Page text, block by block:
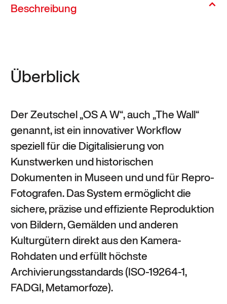
Beschreibung
Überblick
Der Zeutschel „OS A W“, auch „The Wall“
genannt, ist ein innovativer Workflow
speziell für die Digitalisierung von
Kunstwerken und historischen
Dokumenten in Museen und und für Repro-
Fotografen. Das System ermöglicht die
sichere, präzise und effiziente Reproduktion
von Bildern, Gemälden und anderen
Kulturgütern direkt aus den Kamera-
Rohdaten und erfüllt höchste
Archivierungsstandards (ISO-19264-1,
FADGI, Metamorfoze).